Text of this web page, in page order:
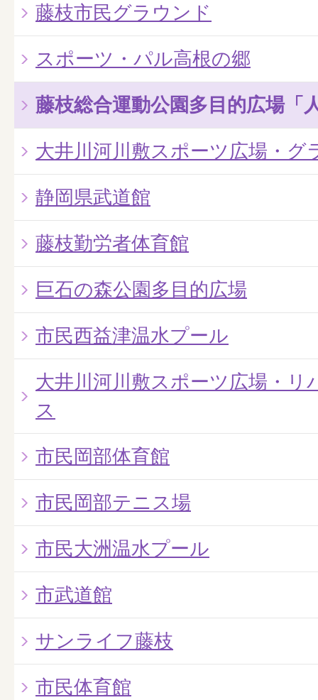
藤枝市民グラウンド
スポーツ・パル高根の郷
藤枝総合運動公園多目的広場「
大井川河川敷スポーツ広場・グ
静岡県武道館
藤枝勤労者体育館
巨石の森公園多目的広場
市民西益津温水プール
大井川河川敷スポーツ広場・リ
ス
市民岡部体育館
市民岡部テニス場
市民大洲温水プール
市武道館
サンライフ藤枝
市民体育館